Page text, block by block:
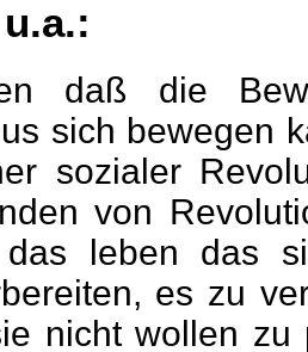
daß die
sich bewegen
sozialer
von
das leben das
es zu
nicht wollen zu